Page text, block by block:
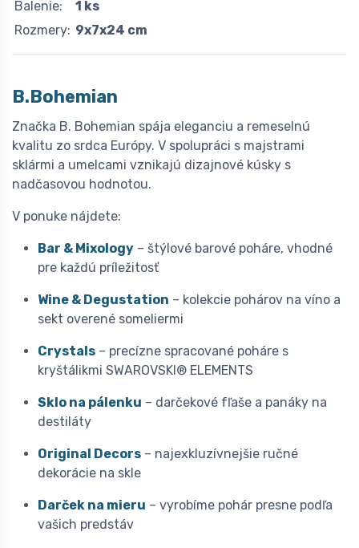
Balenie:
1 ks
Rozmery: 9x7x24 cm
B.Bohemian
Značka B. Bohemian spája eleganciu a remeselnú
kvalitu zo srdca Európy. V spolupráci s majstrami
sklármi a umelcami vznikajú dizajnové kúsky s
nadčasovou hodnotou.
V ponuke nájdete:
Bar & Mixology – štýlové barové poháre, vhodné
pre každú príležitosť
Wine & Degustation – kolekcie pohárov na víno a
sekt overené someliermi
Crystals – precízne spracované poháre s
kryštálikmi SWAROVSKI® ELEMENTS
Sklo na pálenku – darčekové fľaše a panáky na
destiláty
Original Decors – najexkluzívnejšie ručné
dekorácie na skle
Darček na mieru – vyrobíme pohár presne podľa
vašich predstáv